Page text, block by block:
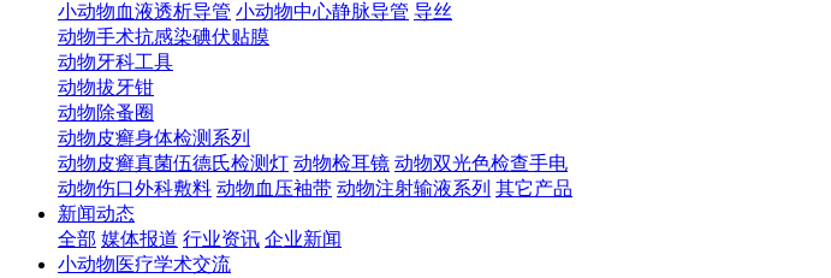
小动物血液透析导管 小动物中心静脉导管 导丝
动物手术抗感染碘伏贴膜
动物牙科工具
动物拔牙钳
动物除蚤圈
动物皮癣身体检测系列
动物皮癣真菌伍德氏检测灯 动物检耳镜 动物双光色检查手电
动物伤口外科敷料 动物血压袖带 动物注射输液系列 其它产品
新闻动态
全部 媒体报道 行业资讯 企业新闻
小动物医疗学术交流